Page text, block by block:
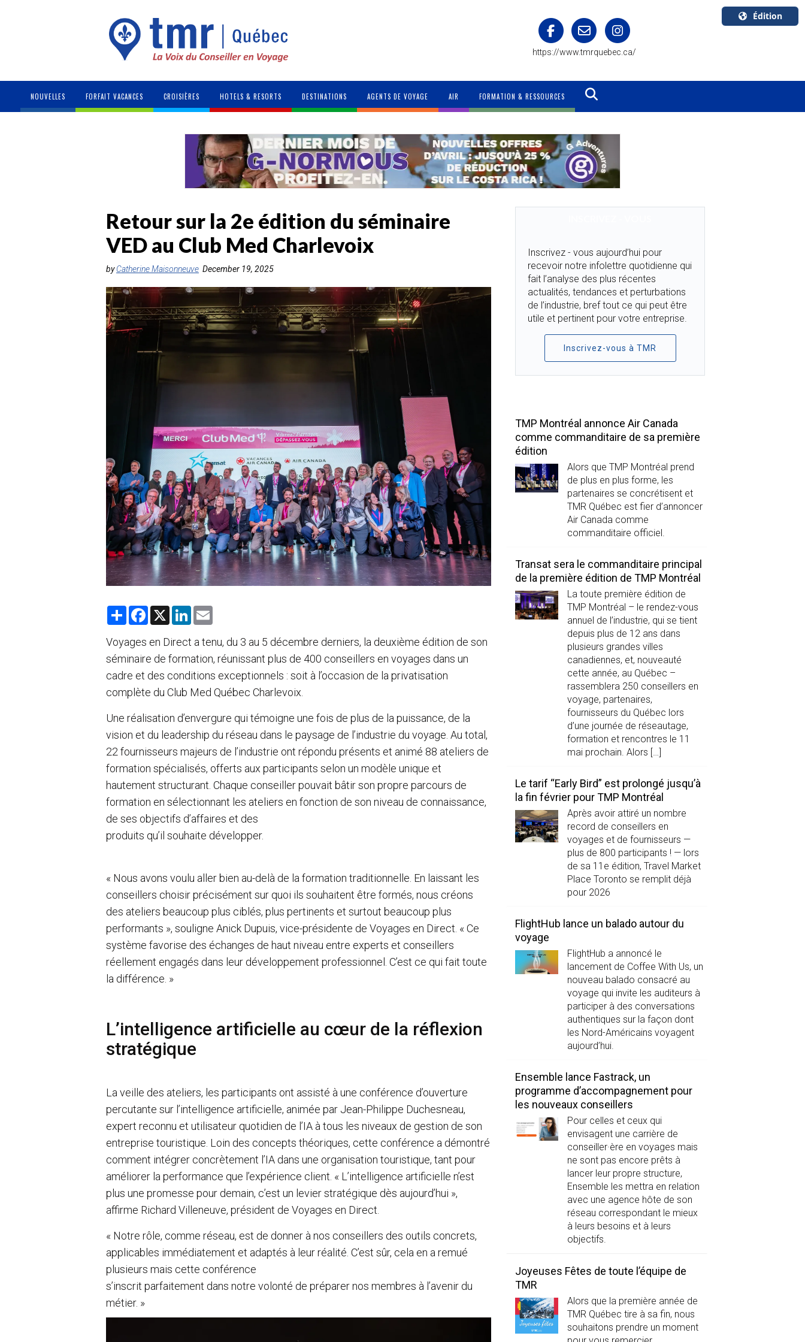
https://www.tmrquebec.ca/
Édition
Canada
NOUVELLES FORFAIT VACANCES CROISIÈRES HOTELS & RESORTS DESTINATIONS AGENTS DE VOYAGE AIR FORMATION & RESSOURCES
Retour sur la 2e édition du séminaire
VED au Club Med Charlevoix
byCatherine Maisonneuve December 19, 2025
S
r
e
F
e
b
o
k
X
L
k
e
d
n
i
Voyages en Direct a tenu, du 3 au 5 décembre derniers, la deuxième édition de son
séminaire de formation, réunissant plus de 400 conseillers en voyages dans un
cadre et des conditions exceptionnels : soit à l’occasion de la privatisation
complète du Club Med Québec Charlevoix.
Une réalisation d’envergure qui témoigne une fois de plus de la puissance, de la
vision et du leadership du réseau dans le paysage de l’industrie du voyage. Au total,
22 fournisseurs majeurs de l’industrie ont répondu présents et animé 88 ateliers de
formation spécialisés, offerts aux participants selon un modèle unique et
hautement structurant. Chaque conseiller pouvait bâtir son propre parcours de
formation en sélectionnant les ateliers en fonction de son niveau de connaissance,
de ses objectifs d’affaires et des
produits qu’il souhaite développer.
« Nous avons voulu aller bien au-delà de la formation traditionnelle. En laissant les
conseillers choisir précisément sur quoi ils souhaitent être formés, nous créons
des ateliers beaucoup plus ciblés, plus pertinents et surtout beaucoup plus
performants », souligne Anick Dupuis, vice-présidente de Voyages en Direct. « Ce
système favorise des échanges de haut niveau entre experts et conseillers
réellement engagés dans leur développement professionnel. C’est ce qui fait toute
la différence. »
L’intelligence artificielle au cœur de la réflexion
stratégique
La veille des ateliers, les participants ont assisté à une conférence d’ouverture
percutante sur l’intelligence artificielle, animée par Jean-Philippe Duchesneau,
expert reconnu et utilisateur quotidien de l’IA à tous les niveaux de gestion de son
entreprise touristique. Loin des concepts théoriques, cette conférence a démontré
comment intégrer concrètement l’IA dans une organisation touristique, tant pour
améliorer la performance que l’expérience client. « L’intelligence artificielle n’est
plus une promesse pour demain, c’est un levier stratégique dès aujourd’hui »,
affirme Richard Villeneuve, président de Voyages en Direct.
« Notre rôle, comme réseau, est de donner à nos conseillers des outils concrets,
applicables immédiatement et adaptés à leur réalité. C’est sûr, cela en a remué
plusieurs mais cette conférence
s’inscrit parfaitement dans notre volonté de préparer nos membres à l’avenir du
métier. »
Inscrivez - vous aujourd’hui pour
recevoir notre infolettre quotidienne qui
fait l’analyse des plus récentes
actualités, tendances et perturbations
de l’industrie, bref tout ce qui peut être
utile et pertinent pour votre entreprise.
Inscrivez-vous à TMR
TMP Montréal annonce Air Canada
comme commanditaire de sa première
édition
Alors que TMP Montréal prend
de plus en plus forme, les
partenaires se concrétisent et
TMR Québec est fier d’annoncer
Air Canada comme
commanditaire officiel.
Transat sera le commanditaire principal
de la première édition de TMP Montréal
La toute première édition de
TMP Montréal – le rendez-vous
annuel de l’industrie, qui se tient
depuis plus de 12 ans dans
plusieurs grandes villes
canadiennes, et, nouveauté
cette année, au Québec –
rassemblera 250 conseillers en
voyage, partenaires,
fournisseurs du Québec lors
d’une journée de réseautage,
formation et rencontres le 11
mai prochain. Alors […]
Le tarif “Early Bird” est prolongé jusqu’à
la fin février pour TMP Montréal
Après avoir attiré un nombre
record de conseillers en
voyages et de fournisseurs —
plus de 800 participants ! — lors
de sa 11e édition, Travel Market
Place Toronto se remplit déjà
pour 2026
FlightHub lance un balado autour du
voyage
FlightHub a annoncé le
lancement de Coffee With Us, un
nouveau balado consacré au
voyage qui invite les auditeurs à
participer à des conversations
authentiques sur la façon dont
les Nord-Américains voyagent
aujourd’hui.
Ensemble lance Fastrack, un
programme d’accompagnement pour
les nouveaux conseillers
Pour celles et ceux qui
envisagent une carrière de
conseiller·ère en voyages mais
ne sont pas encore prêts à
lancer leur propre structure,
Ensemble les mettra en relation
avec une agence hôte de son
réseau correspondant le mieux
à leurs besoins et à leurs
objectifs.
Joyeuses Fêtes de toute l’équipe de
TMR
Alors que la première année de
TMR Québec tire à sa fin, nous
souhaitons prendre un moment